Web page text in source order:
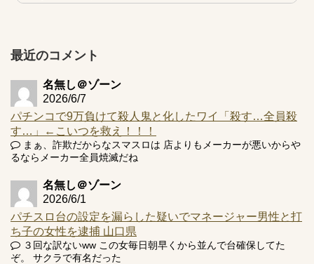
井の軽い絆？
Powered by livedoor 相互RSS
最近のコメント
名無し＠ゾーン
2026/6/7
パチンコで9万負けて殺人鬼と化したワイ「殺す…全員殺
す…」←こいつを救え！！！
まぁ、詐欺だからなスマスロは 店よりもメーカーが悪いからや
るならメーカー全員焼滅だね
名無し＠ゾーン
2026/6/1
パチスロ台の設定を漏らした疑いでマネージャー男性と打
ち子の女性を逮捕 山口県
３回な訳ないww この女毎日朝早くから並んで台確保してた
ぞ。 サクラで有名だった